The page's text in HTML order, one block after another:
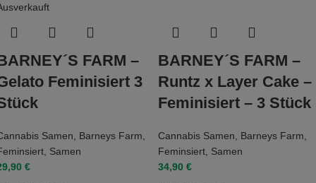
FARM –
Feminisiert 3
Samen, Barneys Farm,
, Samen
€
BARNEY´S FARM –
Runtz x Layer Cake –
Feminisiert – 3 Stück
Cannabis Samen, Barneys Farm,
Feminsiert, Samen
34,90 €